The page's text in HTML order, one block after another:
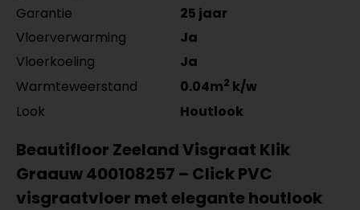
Garantie
25 jaar
Vloerverwarming
Ja
Vloerkoeling
Ja
Warmteweerstand
0.04m2 k/w
Look
Houtlook
Beautifloor Zeeland Visgraat Klik
Graauw 400108257 – Click PVC
visgraatvloer met elegante houtlook